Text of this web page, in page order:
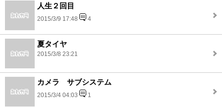
人生２回目
2015/3/9 17:48 4
夏タイヤ
2015/3/8 23:21
カメラ サブシステム
2015/3/4 04:03 1